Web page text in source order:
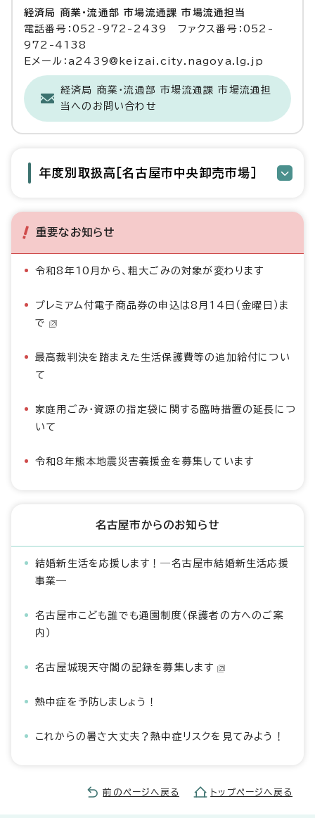
経済局 商業・流通部 市場流通課 市場流通担当
電話番号：052-972-2439 ファクス番号：052-
972-4138
Eメール：a2439@keizai.city.nagoya.lg.jp
経済局 商業・流通部 市場流通課 市場流通担
当へのお問い合わせ
年度別取扱高［名古屋市中央卸売市場］
重要なお知らせ
令和8年10月から、粗大ごみの対象が変わります
プレミアム付電子商品券の申込は8月14日（金曜日）ま
で
最高裁判決を踏まえた生活保護費等の追加給付につい
て
家庭用ごみ・資源の指定袋に関する臨時措置の延長につ
いて
令和8年熊本地震災害義援金を募集しています
名古屋市からのお知らせ
結婚新生活を応援します！―名古屋市結婚新生活応援
事業―
名古屋市こども誰でも通園制度（保護者の方へのご案
内）
名古屋城現天守閣の記録を募集します
熱中症を予防しましょう！
これからの暑さ大丈夫？熱中症リスクを見てみよう！
前のページへ戻る トップページへ戻る